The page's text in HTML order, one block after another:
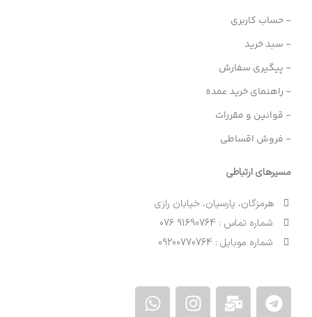
- حساب کاربری
- سبد خرید
- پیگیری سفارش
- راهنمای خرید عمده
- قوانین و مقررات
- فروش اقساطی
مسیرهای ارتباطی
هرمزگان، پارسیان، خیابان رازی
شماره تماس : 91690764 076
شماره موبایل : 09200770764